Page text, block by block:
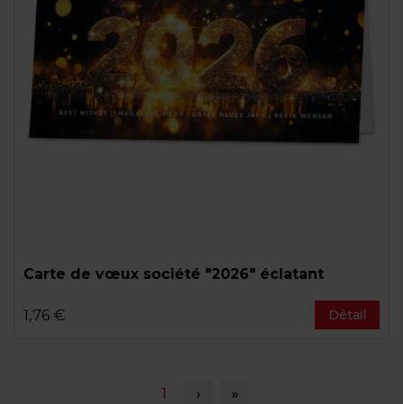
Carte de vœux société "2026" éclatant
1,76 € Détail
Page
1
Page
›
Dernière
»